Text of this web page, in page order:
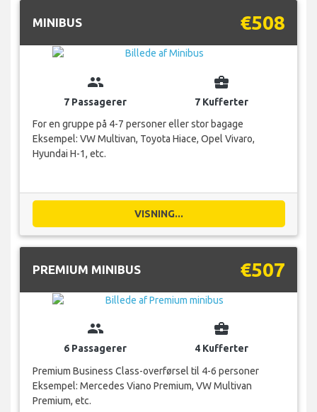
MINIBUS €508
group
7 Passagerer
business_center
7 Kufferter
For en gruppe på 4-7 personer eller stor bagage
Eksempel: VW Multivan, Toyota Hiace, Opel Vivaro,
Hyundai H-1, etc.
VISNING...
PREMIUM MINIBUS €507
group
6 Passagerer
business_center
4 Kufferter
Premium Business Class-overførsel til 4-6 personer
Eksempel: Mercedes Viano Premium, VW Multivan
Premium, etc.